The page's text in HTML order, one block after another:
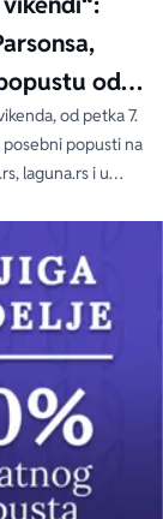
od
od petka 7.
popusti na
laguna.rs i u